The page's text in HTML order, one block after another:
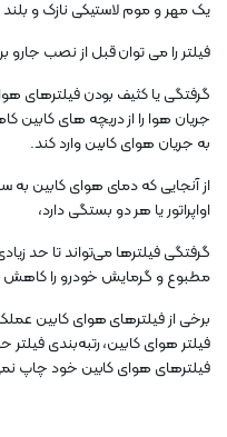
یک مهر و موم لاستیکی نازک و
فیلتر را می توان قبل از نصب
گرفتگی یا کثیف بودن فیلترهای
جریان هوا را از دریچه های
به جریان هوای کابین وارد کند.
از آنجایی که دمای هوای کابین
اواپراتور یا هر دو بستگی دارد،
گرفتگی فیلترها می‌تواند تا حد
مطبوع و گرمایش خودرو را
برخی از فیلترهای هوای کابین
فیلترهای هوای کابین خود چاپ